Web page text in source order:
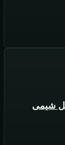
شیمی